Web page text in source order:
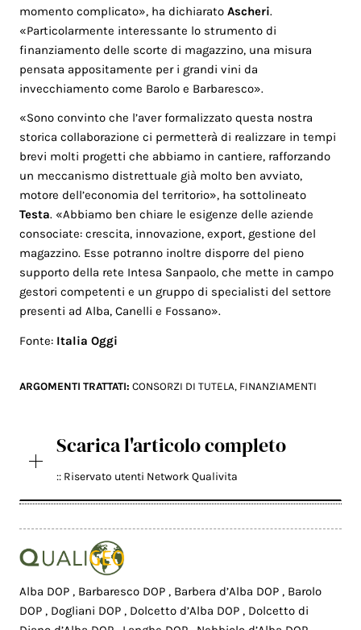
momento complicato», ha dichiaratoAscheri.
«Particolarmente interessante lo strumento di
finanziamento delle scorte di magazzino, una misura
pensata appositamente per i grandi vini da
invecchiamento come Barolo e Barbaresco».
«Sono convinto che l’aver formalizzato questa nostra
storica collaborazione ci permetterà di realizzare in tempi
brevi molti progetti che abbiamo in cantiere, rafforzando
un meccanismo distrettuale già molto ben avviato,
motore dell’economia del territorio», ha sottolineato
Testa. «Abbiamo ben chiare le esigenze delle aziende
consociate: crescita, innovazione, export, gestione del
magazzino. Esse potranno inoltre disporre del pieno
supporto della rete Intesa Sanpaolo, che mette in campo
gestori competenti e un gruppo di specialisti del settore
presenti ad Alba, Canelli e Fossano».
Fonte: Italia Oggi
ARGOMENTI TRATTATI:CONSORZI DI TUTELA, FINANZIAMENTI
Scarica l'articolo completo
:: Riservato utenti Network Qualivita
Alba DOP , Barbaresco DOP , Barbera d’Alba DOP , Barolo
DOP , Dogliani DOP , Dolcetto d’Alba DOP , Dolcetto di